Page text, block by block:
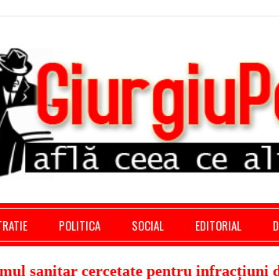
giurgiu, stiri politice, social
POLITICA SOCIAL EDITORIAL
sanitar cercetate pentru infracțiuni